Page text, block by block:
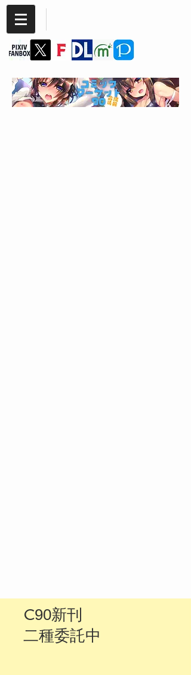
C90新刊
​二種委託中